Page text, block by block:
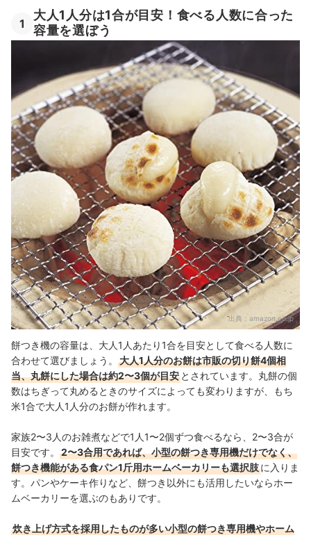
1
大人1人分は1合が目安！食べる人数に合った
容量を選ぼう
出典： amazon.co.jp
餅つき機の容量は、大人1人あたり1合を目安として食べる人数に
合わせて選びましょう。
大人1人分のお餅は市販の切り餅4個相
当、丸餅にした場合は約2〜3個が目安 とされています。丸餅の個
数はちぎって丸めるときのサイズによっても変わりますが、もち
米1合で大人1人分のお餅が作れます。
家族2〜3人のお雑煮などで1人1〜2個ずつ食べるなら、2〜3合が
目安です。
2〜3合用であれば、小型の餅つき専用機だけでなく、
餅つき機能がある食パン1斤用ホームベーカリーも選択肢に入りま
す。パンやケーキ作りなど、餅つき以外にも活用したいならホー
ムベーカリーを選ぶのもありです。
炊き上げ方式を採用したものが多い小型の餅つき専用機やホーム